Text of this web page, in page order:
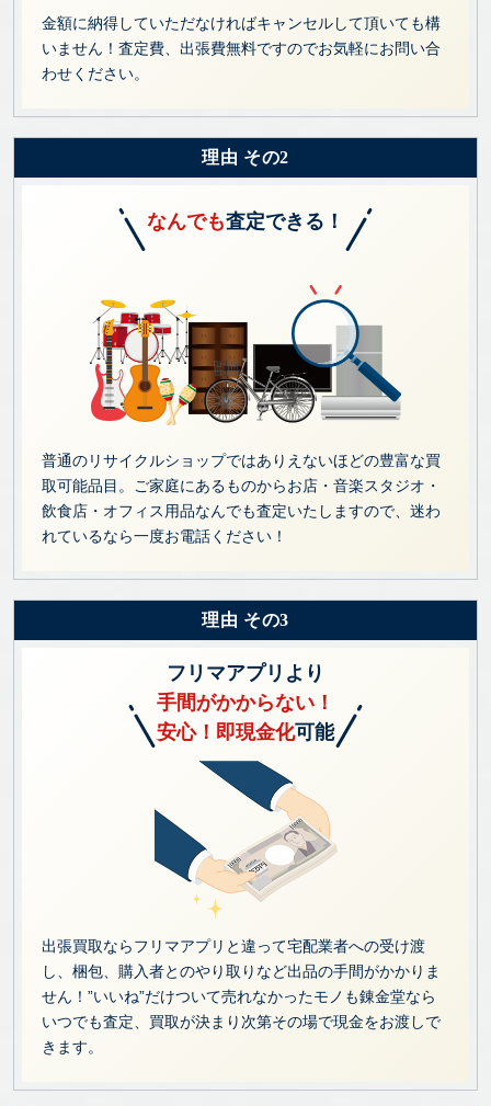
金額に納得していただなければキャンセルして頂いても構
いません！査定費、出張費無料ですのでお気軽にお問い合
わせください。
理由 その2
なんでも査定できる！
普通のリサイクルショップではありえないほどの豊富な買
取可能品目。ご家庭にあるものからお店・音楽スタジオ・
飲食店・オフィス用品なんでも査定いたしますので、迷わ
れているなら一度お電話ください！
理由 その3
フリマアプリより
手間がかからない！
安心！即現金化可能
出張買取ならフリマアプリと違って宅配業者への受け渡
し、梱包、購入者とのやり取りなど出品の手間がかかりま
せん！”いいね”だけついて売れなかったモノも錬金堂なら
いつでも査定、買取が決まり次第その場で現金をお渡しで
きます。